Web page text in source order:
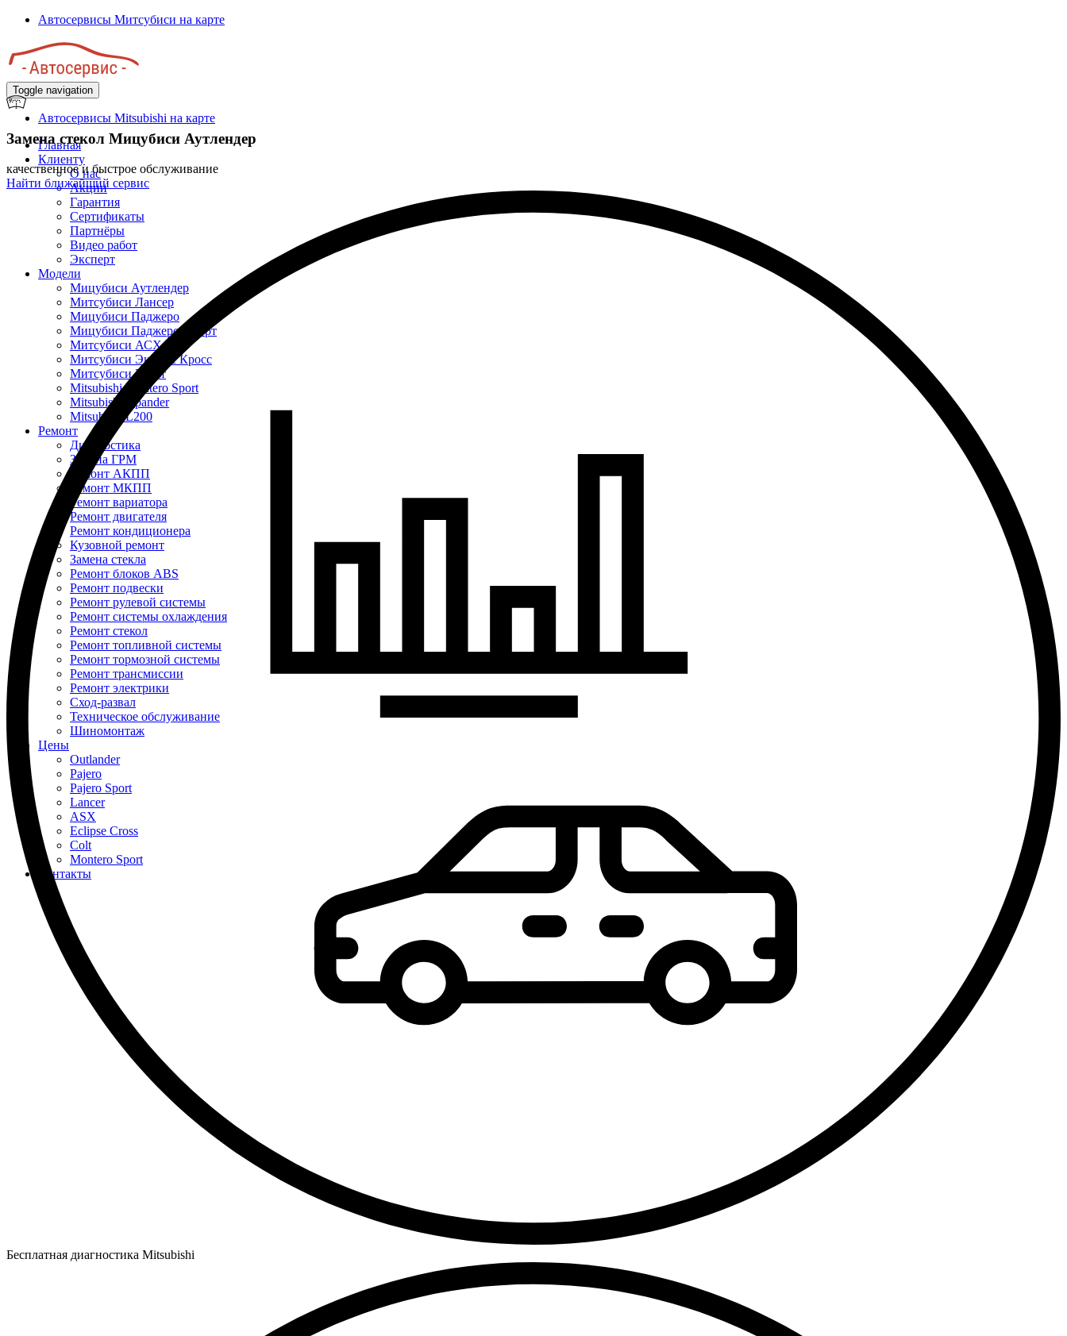
Перейти
основному
содержанию
Автосервисы Митсубиси на карте
Toggle navigation
Автосервисы Mitsubishi на карте
Главная
Клиенту
О нас
Акции
Гарантия
Сертификаты
Партнёры
Видео работ
Эксперт
Модели
Мицубиси Аутлендер
Митсубиси Лансер
Мицубиси Паджеро
Мицубиси Паджеро Спорт
Митсубиси АСХ
Митсубиси Эклипс Кросс
Митсубиси Кольт
Mitsubishi Montero Sport
Mitsubishi Xpander
Mitsubishi L200
Ремонт
Диагностика
Замена ГРМ
Ремонт АКПП
Ремонт МКПП
Ремонт вариатора
Ремонт двигателя
Ремонт кондиционера
Кузовной ремонт
Замена стекла
Ремонт блоков ABS
Ремонт подвески
Ремонт рулевой системы
Ремонт системы охлаждения
Ремонт стекол
Ремонт топливной системы
Ремонт тормозной системы
Ремонт трансмиссии
Ремонт электрики
Сход-развал
Техническое обслуживание
Шиномонтаж
Цены
Outlander
Pajero
Pajero Sport
Lancer
ASX
Eclipse Cross
Colt
Montero Sport
Контакты
Замена стекол Мицубиси Аутлендер
качественное и быстрое обслуживание
Найти ближайший сервис
Бесплатная диагностика Mitsubishi